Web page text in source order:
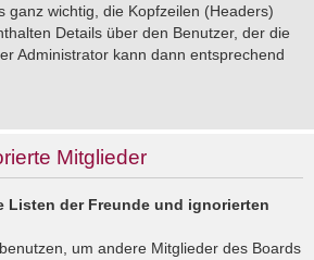
ganz wichtig, die Kopfzeilen (Headers)
Details über den Benutzer, der die
Administrator kann dann entsprechend
Mitglieder
Listen der Freunde und ignorierten
um andere Mitglieder des Boards